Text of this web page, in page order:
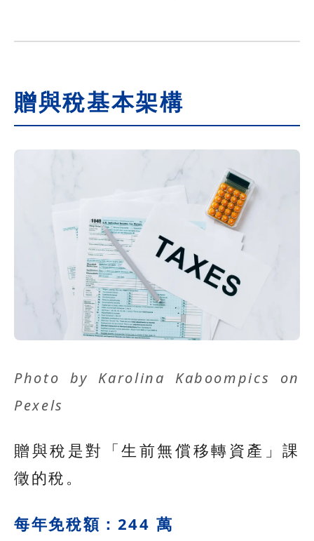
贈與稅基本架構
Photo by Karolina Kaboompics
on
Pexels
贈與稅是對「生前無償移轉資產」課
徵的稅。
每年免稅額：244 萬